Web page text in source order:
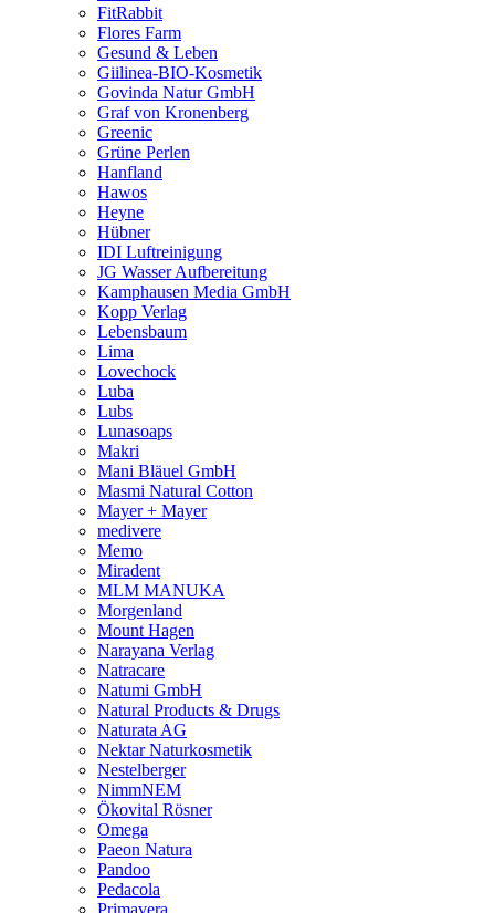
FitRabbit
Flores Farm
Gesund & Leben
Giilinea-BIO-Kosmetik
Govinda Natur GmbH
Graf von Kronenberg
Greenic
Grüne Perlen
Hanfland
Hawos
Heyne
Hübner
IDI Luftreinigung
JG Wasser Aufbereitung
Kamphausen Media GmbH
Kopp Verlag
Lebensbaum
Lima
Lovechock
Luba
Lubs
Lunasoaps
Makri
Mani Bläuel GmbH
Masmi Natural Cotton
Mayer + Mayer
medivere
Memo
Miradent
MLM MANUKA
Morgenland
Mount Hagen
Narayana Verlag
Natracare
Natumi GmbH
Natural Products & Drugs
Naturata AG
Nektar Naturkosmetik
Nestelberger
NimmNEM
Ökovital Rösner
Omega
Paeon Natura
Pandoo
Pedacola
Primavera